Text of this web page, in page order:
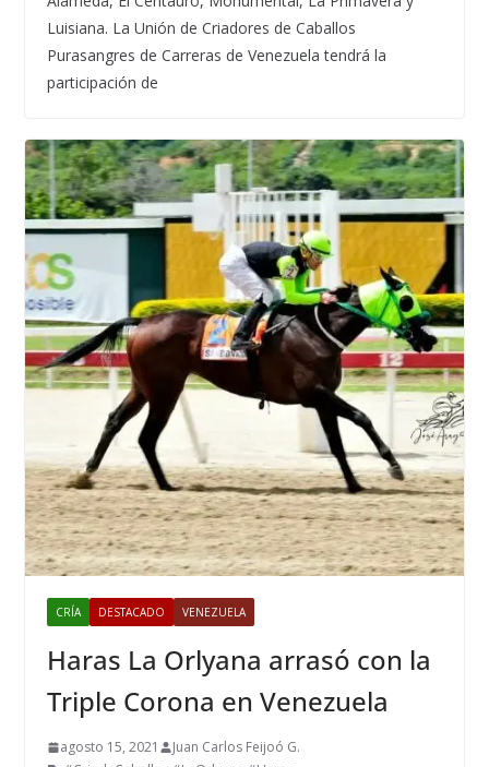
Luisiana. La Unión de Criadores de Caballos
Purasangres de Carreras de Venezuela tendrá la
participación de
CRÍA DESTACADO VENEZUELA
Haras La Orlyana arrasó con la
Triple Corona en Venezuela
agosto 15, 2021
Juan Carlos Feijoó G.